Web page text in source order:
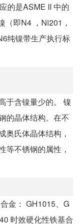
的是ASME II 中的
（即N4 ，Ni201，
纯镍带生产执行标
于含镍量少的。 镍
的晶体结构。在不
奥氏体晶体结构，
等不锈钢的属性，
金： GH1015、G
时效硬化性铁基合